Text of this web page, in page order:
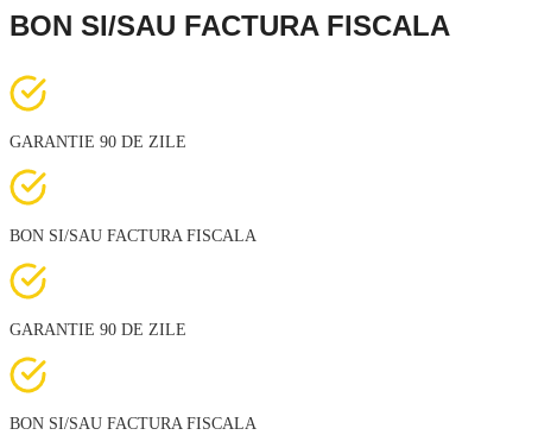
BON SI/SAU FACTURA FISCALA
GARANTIE 90 DE ZILE
BON SI/SAU FACTURA FISCALA
GARANTIE 90 DE ZILE
BON SI/SAU FACTURA FISCALA